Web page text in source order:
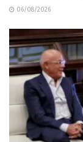
06/08/2026